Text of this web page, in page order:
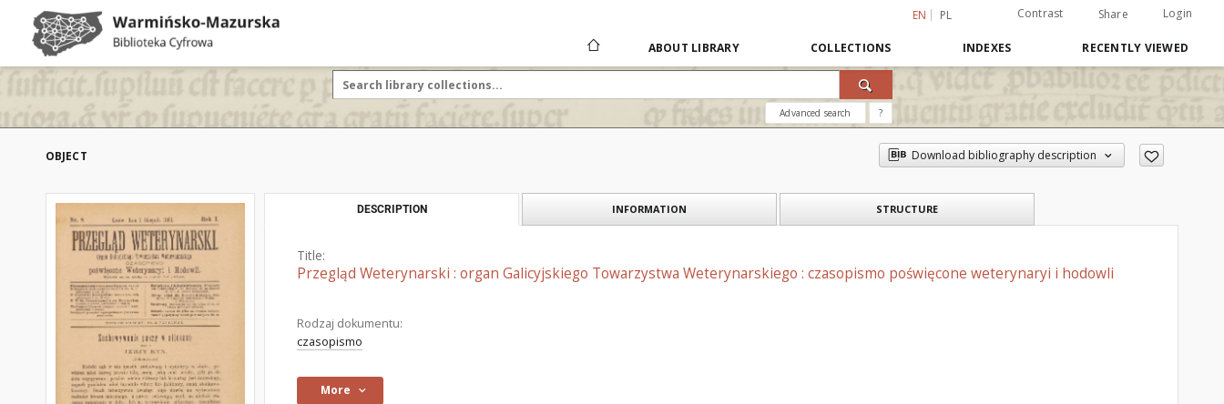
EN PL Contrast Share Login
ABOUT LIBRARY COLLECTIONS INDEXES RECENTLY VIEWED
Advanced search ?
OBJECT Download bibliography description
DESCRIPTION INFORMATION STRUCTURE
Title:
Przegląd Weterynarski : organ Galicyjskiego Towarzystwa Weterynarskiego : czasopismo poświęcone weterynaryi i hodowli
Rodzaj dokumentu:
czasopismo
More